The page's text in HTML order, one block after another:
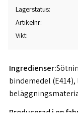
Lagerstatus
Artikelnr
Vikt
Ingredienser:
bindemedel
Producerad i en